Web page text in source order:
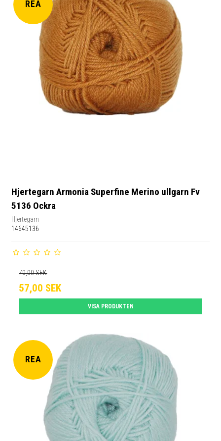
REA
Hjertegarn Armonia Superfine Merino ullgarn Fv
5136 Ockra
Hjertegarn
14645136
70,00 SEK
57,00 SEK
VISA PRODUKTEN
REA